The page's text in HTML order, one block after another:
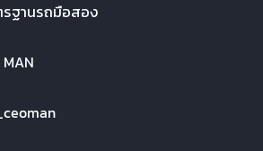
ฐานรถมือสอง